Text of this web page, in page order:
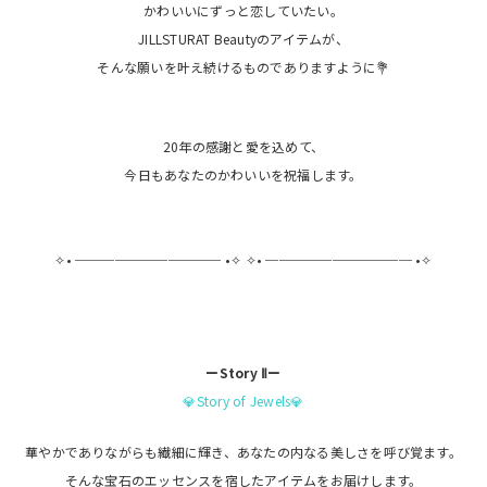
かわいいにずっと恋していたい。
JILLSTURAT Beautyのアイテムが、
そんな願いを叶え続けるものでありますように💐
20年の感謝と愛を込めて、
今日もあなたのかわいいを祝福します。
✧• ─────────── •✧ ✧• ─────────── •✧
ーStory Ⅱー
💎Story of Jewels💎
華やかでありながらも繊細に輝き、あなたの内なる美しさを呼び覚ます。
そんな宝石のエッセンスを宿したアイテムをお届けします。